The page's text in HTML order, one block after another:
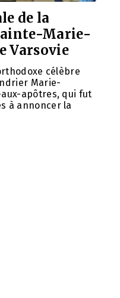
de la
Marie-
Varsovie
célèbre
Marie-
aux-apôtres, qui fut
à annoncer la